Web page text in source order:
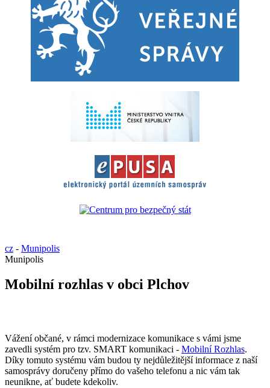
cz - Munipolis
Munipolis
Mobilní rozhlas v obci Plchov
Vážení občané, v rámci modernizace komunikace s vámi jsme
zavedli systém pro tzv. SMART komunikaci - Mobilní Rozhlas.
Díky tomuto systému vám budou ty nejdůležitější informace z naší
samosprávy doručeny přímo do vašeho telefonu a nic vám tak
neunikne, ať budete kdekoliv.